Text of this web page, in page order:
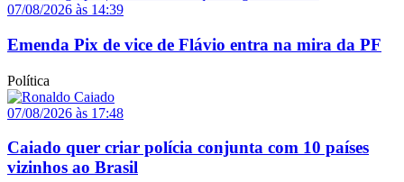
07/08/2026 às 14:39
Emenda Pix de vice de Flávio entra na mira da PF
Política
07/08/2026 às 17:48
Caiado quer criar polícia conjunta com 10 países
vizinhos ao Brasil